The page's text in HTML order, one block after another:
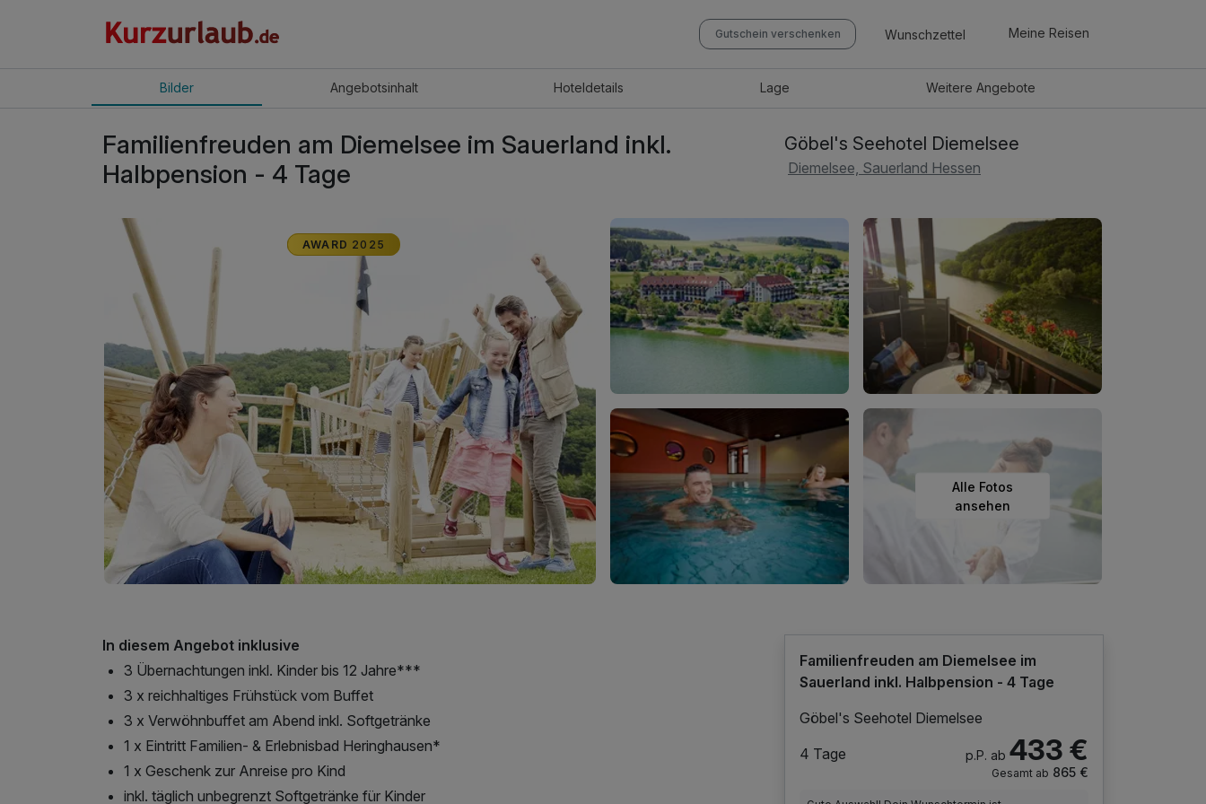
Gutschein verschenken Wunschzettel Meine Reisen
Bilder Angebotsinhalt Hoteldetails Lage WeitereAngebote
Familienfreuden am Diemelsee im Sauerland inkl.
Halbpension - 4 Tage
Göbel's Seehotel Diemelsee
Diemelsee, Sauerland Hessen
AWARD 2025
Alle Fotos
ansehen
In diesem Angebot inklusive
3 Übernachtungen inkl. Kinder bis 12 Jahre***
3 x reichhaltiges Frühstück vom Buffet
3 x Verwöhnbuffet am Abend inkl. Softgetränke
1 x Eintritt Familien- & Erlebnisbad Heringhausen*
1 x Geschenk zur Anreise pro Kind
inkl. täglich unbegrenzt Softgetränke für Kinder
Familienfreuden am Diemelsee im
Sauerland inkl. Halbpension - 4 Tage
Göbel's Seehotel Diemelsee
4 Tage
p.P. ab 433 €
Gesamt ab 865 €